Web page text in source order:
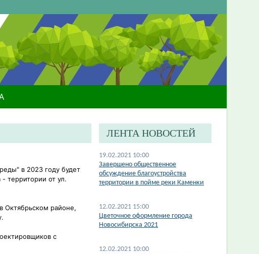
в 2023 году будет
территории от ул.
Октябрьском районе,
с
ЛЕНТА НОВОСТЕЙ
19.02.2021 10:00
Завершено общественное
обсуждение благоустройства
территории в пойме реки Каменки
12.02.2021 15:00
Цветочное оформление города
Новосибирска 2021
12.02.2021 10:00